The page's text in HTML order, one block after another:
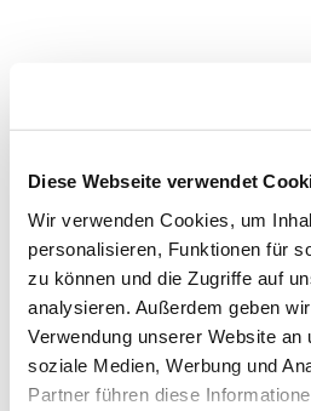
Diese Webseite verwendet
Wir verwenden Cookies, um
personalisieren, Funktionen für
zu können und die Zugriffe auf
analysieren. Außerdem geben
Verwendung unserer Website an
soziale Medien, Werbung und
Partner führen diese